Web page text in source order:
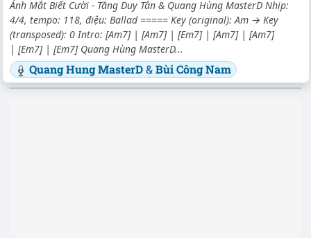
Ánh Mắt Biết Cười - Tăng Duy Tân & Quang Hùng MasterD Nhịp:
4/4, tempo: 118, điệu: Ballad ===== Key (original): Am → Key
(transposed): 0 Intro: [Am7] | [Am7] | [Em7] | [Am7] | [Am7]
| [Em7] | [Em7] Quang Hùng MasterD...
Quang Hung MasterD&Bùi Công Nam